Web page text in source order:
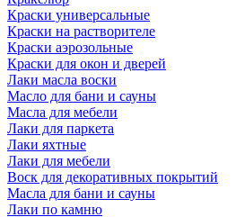
Краски универсальные
Краски на растворителе
Краски аэрозольные
Краски для окон и дверей
Лаки масла воски
Масло для бани и сауны
Масла для мебели
Лаки для паркета
Лаки яхтные
Лаки для мебели
Воск для декоративных покрытий
Масла для бани и сауны
Лаки по камню